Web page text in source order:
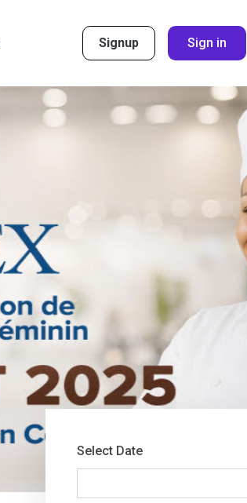
Signup Sign in
Select Date